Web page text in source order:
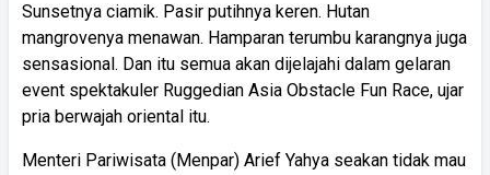
Sunsetnya ciamik. Pasir putihnya keren. Hutan
mangrovenya menawan. Hamparan terumbu karangnya juga
sensasional. Dan itu semua akan dijelajahi dalam gelaran
event spektakuler Ruggedian Asia Obstacle Fun Race, ujar
pria berwajah oriental itu.
Menteri Pariwisata (Menpar) Arief Yahya seakan tidak mau